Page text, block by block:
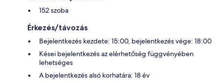
152 szoba
Érkezés/távozás
Bejelentkezés kezdete: 15:00, bejelentkezés vége: 18:00
Kései bejelentkezés az elérhetőség függvényében
lehetséges
A bejelentkezés alsó korhatára: 18 év